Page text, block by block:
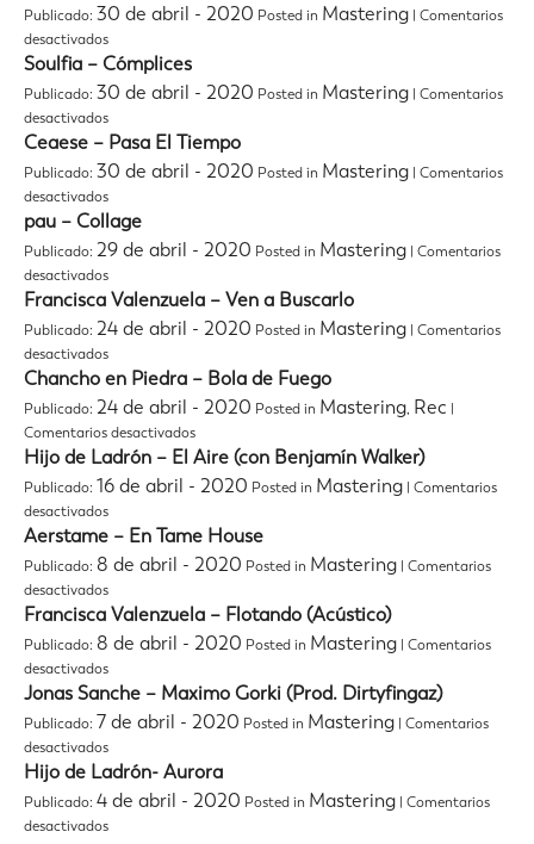
30
En
Publicado: 30 de abril - 2020 Posted in Mastering | Comentarios
desactivadosen
Pau
–
Collage
Soulfia – Cómplices
Publicado: 30 de abril - 2020 Posted in Mastering | Comentarios
desactivadosen
Soulfia
–
Cómplices
Ceaese – Pasa El Tiempo
Publicado: 30 de abril - 2020 Posted in Mastering | Comentarios
desactivadosen
Ceaese
–
Pasa
El
Tiempo
pau – Collage
Publicado: 29 de abril - 2020 Posted in Mastering | Comentarios
desactivadosen
pau
–
Collage
Francisca Valenzuela – Ven a Buscarlo
Publicado: 24 de abril - 2020 Posted in Mastering | Comentarios
desactivadosen
Francisca
Valenzuela
–
Ven
a
Buscarlo
Chancho en Piedra – Bola de Fuego
Publicado: 24 de abril - 2020 Posted in Mastering, Rec |
Comentarios desactivadosen
Chancho
en
Piedra
Bola
de
Hijo de Ladrón – El Aire (con Benjamín Walker)
Publicado: 16 de abril - 2020 Posted in Mastering | Comentarios
desactivadosen
Hijo
de
Ladrón
–
El
Aire
Benjamín
Walker)
Aerstame – En Tame House
Publicado: 8 de abril - 2020 Posted in Mastering | Comentarios
desactivadosen
Aerstame
En
Tame
House
Francisca Valenzuela – Flotando (Acústico)
Publicado: 8 de abril - 2020 Posted in Mastering | Comentarios
desactivadosen
Francisca
Valenzuela
–
Flotando
(Acústico)
Jonas Sanche – Maximo Gorki (Prod. Dirtyfingaz)
Publicado: 7 de abril - 2020 Posted in Mastering | Comentarios
desactivadosen
Jonas
Sanche
–
Maximo
Hijo de Ladrón- Aurora
Publicado: 4 de abril - 2020 Posted in Mastering | Comentarios
desactivadosen